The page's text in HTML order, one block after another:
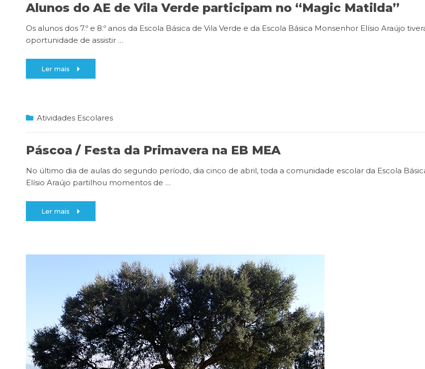
Alunos do AE de Vila Verde participam no “Magic Matilda”
Os alunos dos 7.º e 8.º anos da Escola Básica de Vila Verde e da Escola Básica Monsenhor Elísio Araújo
oportunidade de assistir …
Ler mais
Atividades Escolares
Páscoa / Festa da Primavera na EB MEA
No último dia de aulas do segundo período, dia cinco de abril, toda a comunidade escolar da Escola
Elísio Araújo partilhou momentos de …
Ler mais